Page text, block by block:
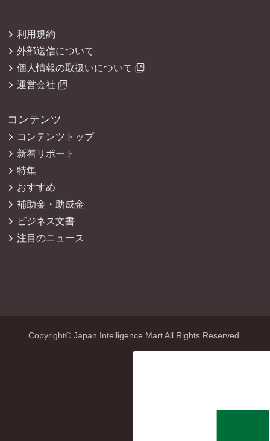
利用規約
外部送信について
個人情報の取扱いについて
運営会社
コンテンツ
コンテンツトップ
新着リポート
特集
おすすめ
補助金・助成金
ビジネス文書
注目のニュース
Copyright© Japan Intelligence Mart All Rights Reserved.